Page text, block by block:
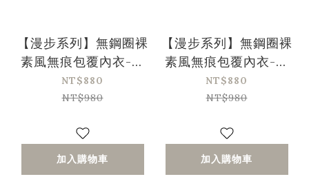
【漫步系列】無鋼圈裸
素風無痕包覆內衣-灰
藍色(32/70-38/85、
A-D)
NT$880
NT$980
加入購物車
【漫步系列】無鋼圈裸
素風無痕包覆內衣-黑
色(32/70-38/85、A-
D)
NT$880
NT$980
加入購物車